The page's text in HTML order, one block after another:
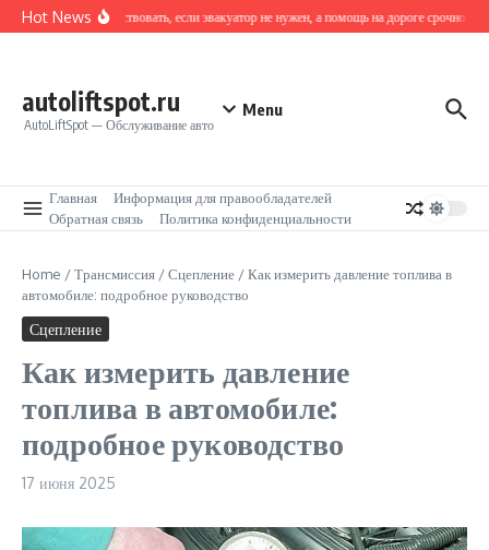
Перейти к содержанию
Hot NewsКак действовать, если эвакуатор не нужен, а помощь на дороге срочно
autoliftspot.ru
AutoLiftSpot — Обслуживание авто
Menu
Главная
Информация для правообладателей
Обратная связь
Политика конфиденциальности
Home /Трансмиссия /Сцепление /Как измерить давление топлива в
автомобиле: подробное руководство
Сцепление
Как измерить давление
топлива в автомобиле:
подробное руководство
17 июня 2025